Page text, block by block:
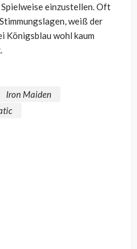
einzustellen. Oft
weiß der
Königsblau wohl kaum
Iron Maiden